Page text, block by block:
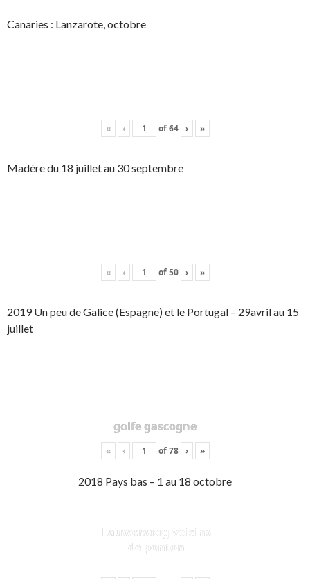
Canaries : Lanzarote, octobre
« ‹ of64 › »
Madère du 18 juillet au 30 septembre
« ‹ of50 › »
2019 Un peu de Galice (Espagne) et le Portugal – 29avril au 15
juillet
golfe gascogne
« ‹ of78 › »
2018 Pays bas – 1 au 18 octobre
Lauwersoog voisins
de ponton